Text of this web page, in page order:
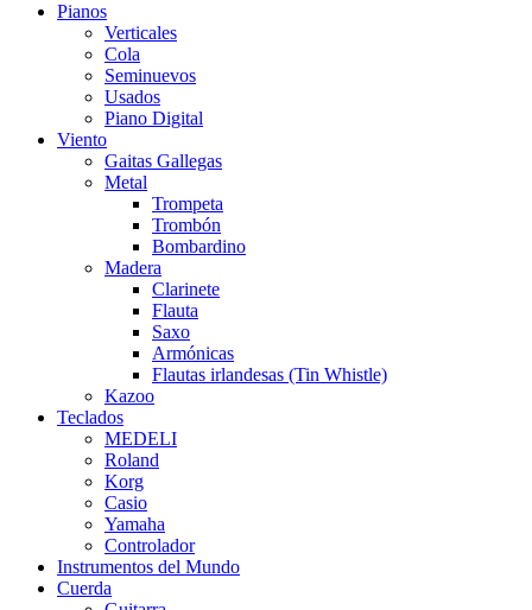
Pianos
Verticales
Cola
Seminuevos
Usados
Piano Digital
Viento
Gaitas Gallegas
Metal
Trompeta
Trombón
Bombardino
Madera
Clarinete
Flauta
Saxo
Armónicas
Flautas irlandesas (Tin Whistle)
Kazoo
Teclados
MEDELI
Roland
Korg
Casio
Yamaha
Controlador
Instrumentos del Mundo
Cuerda